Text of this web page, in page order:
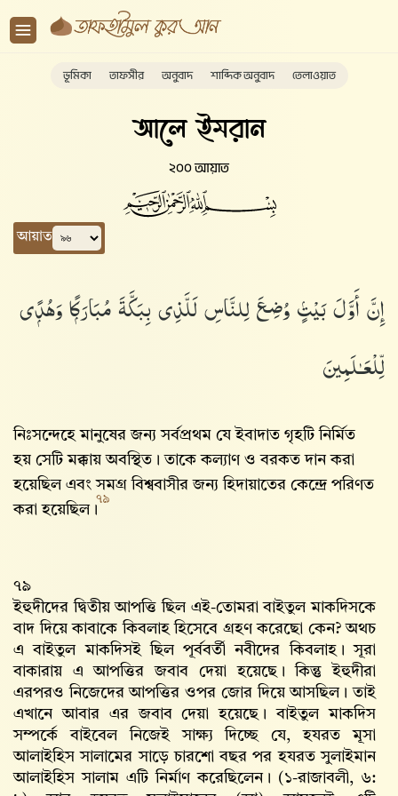
ভূমিকা তাফসীর অনুবাদ শাব্দিক অনুবাদ তেলাওয়াত
আলে ইমরান
২০০ আয়াত
আয়াত
إِنَّ أَوَّلَ بَيْتٍۢ وُضِعَ لِلنَّاسِ لَلَّذِى بِبَكَّةَ مُبَارَكًۭا وَهُدًۭى
لِّلْعَـٰلَمِينَ
নিঃসন্দেহে মানুষের জন্য সর্বপ্রথম যে ইবাদাত গৃহটি নির্মিত
হয় সেটি মক্কায় অবস্থিত। তাকে কল্যাণ ও বরকত দান করা
হয়েছিল এবং সমগ্র বিশ্ববাসীর জন্য হিদায়াতের কেন্দ্রে পরিণত
করা হয়েছিল।
৭৯
৭৯
ইহুদীদের দ্বিতীয় আপত্তি ছিল এই-তোমরা বাইতুল মাকদিসকে
বাদ দিয়ে কাবাকে কিবলাহ হিসেবে গ্রহণ করেছো কেন? অথচ
এ বাইতুল মাকদিসই ছিল পূর্ববর্তী নবীদের কিবলাহ। সূরা
বাকারায় এ আপত্তির জবাব দেয়া হয়েছে। কিন্তু ইহুদীরা
এরপরও নিজেদের আপত্তির ওপর জোর দিয়ে আসছিল। তাই
এখানে আবার এর জবাব দেয়া হয়েছে। বাইতুল মাকদিস
সম্পর্কে বাইবেল নিজেই সাক্ষ্য দিচ্ছে যে, হযরত মূসা
আলাইহিস সালামের সাড়ে চারশো বছর পর হযরত সুলাইমান
আলাইহিস সালাম এটি নির্মাণ করেছিলেন। (১-রাজাবলী, ৬: